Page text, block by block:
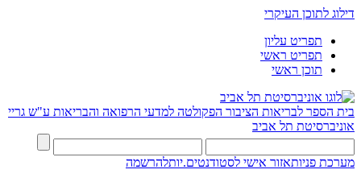
דילוג לתוכן העיקרי
תפריט עליון
תפריט ראשי
תוכן ראשי
בית הספר לבריאות הציבור הפקולטה למדעי הרפואה והבריאות ע"ש גריי
אוניברסיטת תל אביב
מערכת פניותאזור אישי לסטודנטים.יותלהרשמה